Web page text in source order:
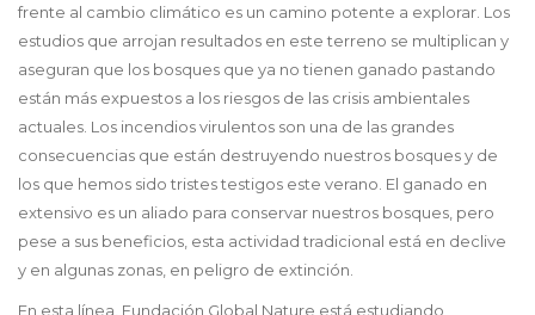
frente al cambio climático es un camino potente a explorar. Los
estudios que arrojan resultados en este terreno se multiplican y
aseguran que los bosques que ya no tienen ganado pastando
están más expuestos a los riesgos de las crisis ambientales
actuales. Los incendios virulentos son una de las grandes
consecuencias que están destruyendo nuestros bosques y de
los que hemos sido tristes testigos este verano. El ganado en
extensivo es un aliado para conservar nuestros bosques, pero
pese a sus beneficios, esta actividad tradicional está en declive
y en algunas zonas, en peligro de extinción.
En esta línea, Fundación Global Nature está estudiando